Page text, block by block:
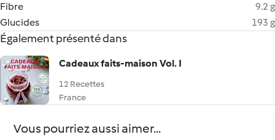
Fibre
9.2 g
Glucides
193 g
Également présenté dans
Cadeaux faits-maison Vol. I
12 Recettes
France
Vous pourriez aussi aimer...